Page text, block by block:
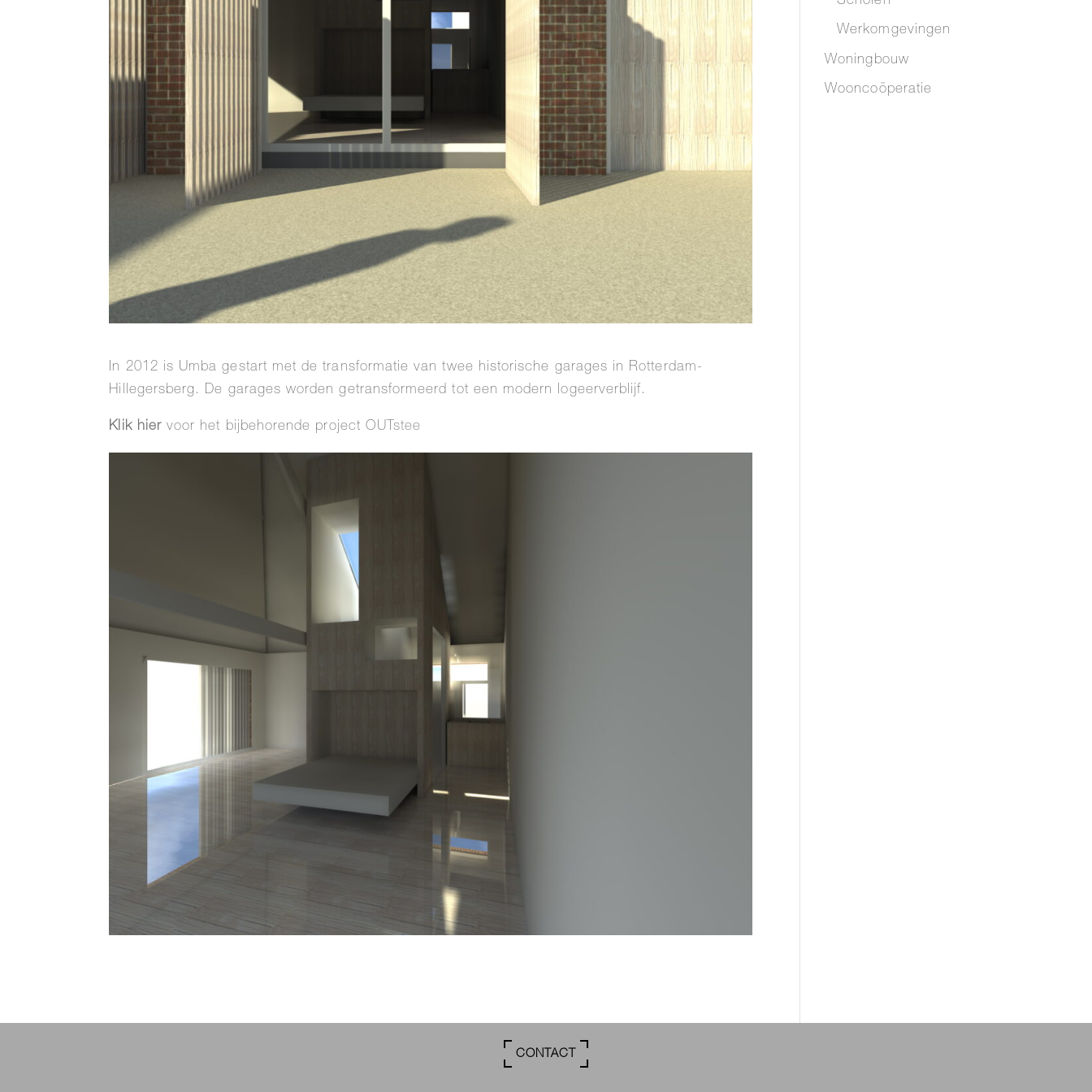
In 2012 is Umba gestart met de transformatie van twee historische garages in Rotterdam-
Hillegersberg. De garages worden getransformeerd tot een modern logeerverblijf.
Klik hiervoor het bijbehorende project OUTstee
Werkomgevingen
Woningbouw
Wooncoöperatie
CONTACT